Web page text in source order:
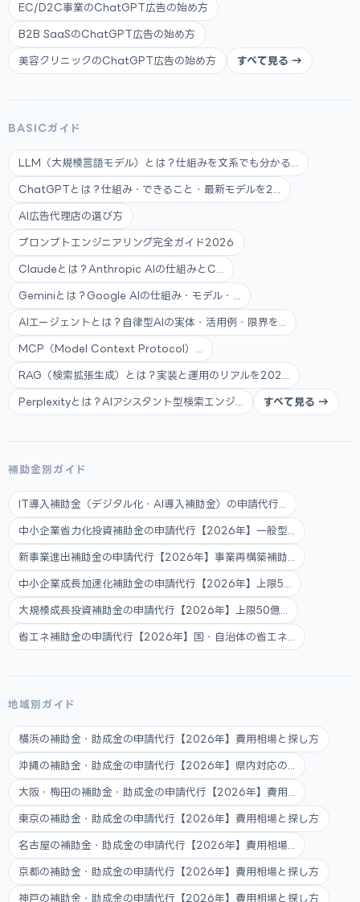
EC/D2C事業のChatGPT広告の始め方
B2B SaaSのChatGPT広告の始め方
美容クリニックのChatGPT広告の始め方 すべて見る →
BASICガイド
LLM（大規模言語モデル）とは？仕組みを文系でも分かる...
ChatGPTとは？仕組み・できること・最新モデルを2...
AI広告代理店の選び方
プロンプトエンジニアリング完全ガイド2026
Claudeとは？Anthropic AIの仕組みとC...
Geminiとは？Google AIの仕組み・モデル・...
AIエージェントとは？自律型AIの実体・活用例・限界を...
MCP（Model Context Protocol）...
RAG（検索拡張生成）とは？実装と運用のリアルを202...
Perplexityとは？AIアシスタント型検索エンジ... すべて見る →
補助金別ガイド
IT導入補助金（デジタル化・AI導入補助金）の申請代行...
中小企業省力化投資補助金の申請代行【2026年】一般型...
新事業進出補助金の申請代行【2026年】事業再構築補助...
中小企業成長加速化補助金の申請代行【2026年】上限5...
大規模成長投資補助金の申請代行【2026年】上限50億...
省エネ補助金の申請代行【2026年】国・自治体の省エネ...
地域別ガイド
横浜の補助金・助成金の申請代行【2026年】費用相場と探し方
沖縄の補助金・助成金の申請代行【2026年】県内対応の...
大阪・梅田の補助金・助成金の申請代行【2026年】費用...
東京の補助金・助成金の申請代行【2026年】費用相場と探し方
名古屋の補助金・助成金の申請代行【2026年】費用相場...
京都の補助金・助成金の申請代行【2026年】費用相場と探し方
神戸の補助金・助成金の申請代行【2026年】費用相場と探し方